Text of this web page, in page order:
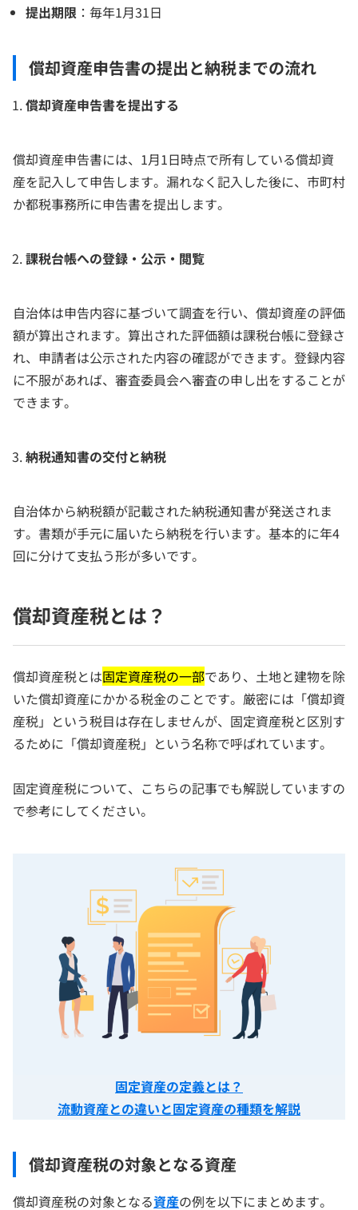
提出期限 ：毎年1月31日
償却資産申告書の提出と納税までの流れ
償却資産申告書を提出する
償却資産申告書には、1月1日時点で所有している償却資
産を記入して申告します。漏れなく記入した後に、市町村
か都税事務所に申告書を提出します。
課税台帳への登録・公示・閲覧
自治体は申告内容に基づいて調査を行い、償却資産の評価
額が算出されます。算出された評価額は課税台帳に登録さ
れ、申請者は公示された内容の確認ができます。登録内容
に不服があれば、審査委員会へ審査の申し出をすることが
できます。
納税通知書の交付と納税
自治体から納税額が記載された納税通知書が発送されま
す。書類が手元に届いたら納税を行います。基本的に年4
回に分けて支払う形が多いです。
償却資産税とは？
償却資産税とは固定資産税の一部であり、土地と建物を除
いた償却資産にかかる税金のことです。厳密には「償却資
産税」という税目は存在しませんが、固定資産税と区別す
るために「償却資産税」という名称で呼ばれています。
固定資産税について、こちらの記事でも解説していますの
で参考にしてください。
固定資産の定義とは？
流動資産との違いと固定資産の種類を解説
償却資産税の対象となる資産
償却資産税の対象となる資産の例を以下にまとめます。